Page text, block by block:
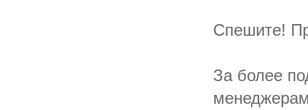
Спешите!
За более